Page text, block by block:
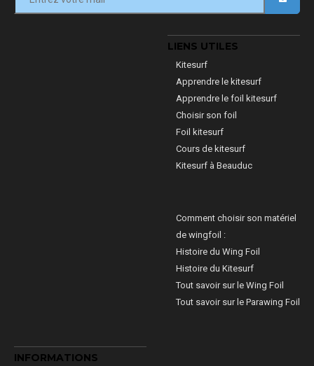
LIENS UTILES
Kitesurf
Apprendre le kitesurf
Apprendre le foil kitesurf
Choisir son foil
Foil kitesurf
Cours de kitesurf
Kitesurf à Beauduc
Comment choisir son matériel
de wingfoil :
Histoire du Wing Foil
Histoire du Kitesurf
Tout savoir sur le Wing Foil
Tout savoir sur le Parawing Foil
INFORMATIONS